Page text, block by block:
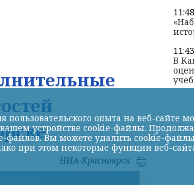
НИА-Красноярск
11:48
11:43
В
опыта на веб-сайте
устройстве cookie-файлы.
Вы можете удалить cookie-файлы
при этом некоторые функции веб-